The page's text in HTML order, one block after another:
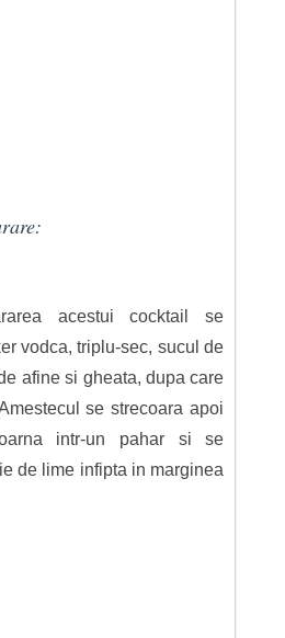
acestui cocktail se
vodca, triplu-sec, sucul de
afine si gheata, dupa care
se strecoara apoi
intr-un pahar si se
de lime infipta in marginea